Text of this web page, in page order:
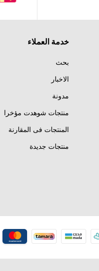
خدمة العملاء
بحث
الاخبار
مدونة
منتجات شوهدت مؤخرا
المنتجات فى المقارنة
منتجات جديدة